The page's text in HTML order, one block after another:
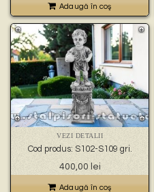
Adaugă în coş
VEZI DETALII
Cod produs: S102-S109 gri.
400,00 lei
Adaugă în coş